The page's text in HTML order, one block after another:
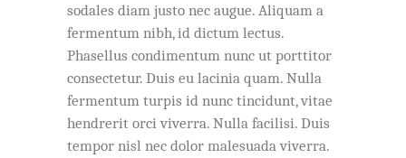
sodales diam justo nec augue. Aliquam a
fermentum nibh, id dictum lectus.
Phasellus condimentum nunc ut porttitor
consectetur. Duis eu lacinia quam. Nulla
fermentum turpis id nunc tincidunt, vitae
hendrerit orci viverra. Nulla facilisi. Duis
tempor nisl nec dolor malesuada viverra.